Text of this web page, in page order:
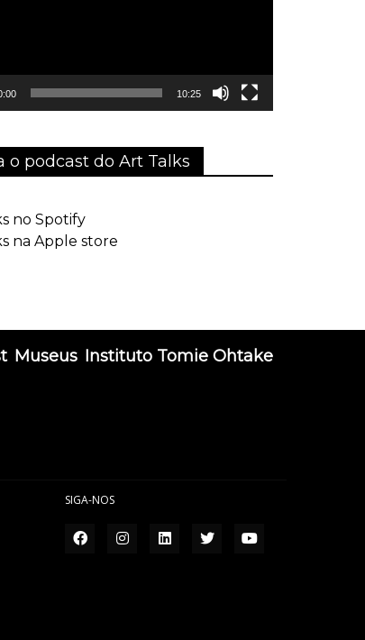
10:25
o podcast do Art Talks
no Spotify
na Apple store
Museus Instituto Tomie Ohtake
SIGA-NOS